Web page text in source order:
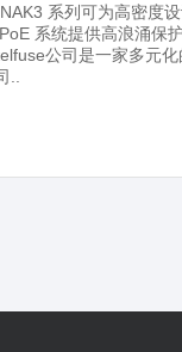
系列可为高密度
系统提供高浪涌保
公司是一家多元
..